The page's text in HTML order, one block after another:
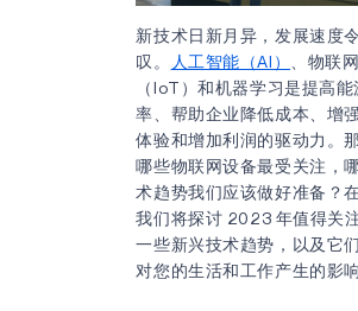
可穿戴设备
游戏
可听戴设备
turboSPOT
消
合
为
新技术日新月异，发展速度
叹。
人工智能（AI）
、物联网
（IoT）和机器学习是提高能
率、帮助企业降低成本、增
体验和增加利润的驱动力。那
哪些物联网设备最受关注，
术趋势我们应该做好准备？在
我们将探讨 2023 年值得关
一些新兴技术趋势，以及它
对您的生活和工作产生的影响